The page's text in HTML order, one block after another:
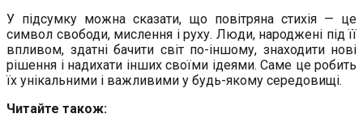
У підсумку можна сказати, що повітряна стихія — це
символ свободи, мислення і руху. Люди, народжені під її
впливом, здатні бачити світ по-іншому, знаходити нові
рішення і надихати інших своїми ідеями. Саме це робить
їх унікальними і важливими у будь-якому середовищі.
Читайте також: